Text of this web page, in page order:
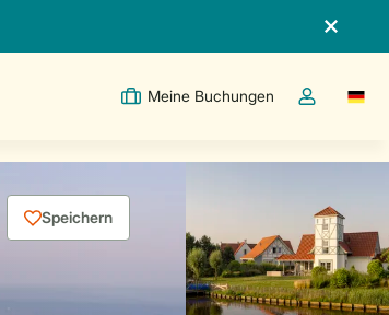
Meine Buchungen
Dropdown-